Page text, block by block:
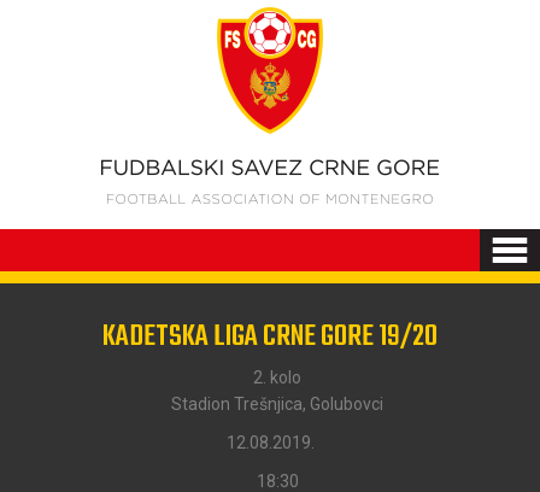
KADETSKA LIGA CRNE GORE 19/20
2. kolo
Stadion Trešnjica, Golubovci
12.08.2019.
18:30